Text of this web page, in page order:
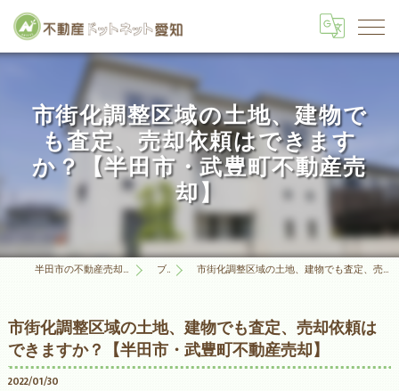
市街化調整区域の土地、建物で
も査定、売却依頼はできます
か？【半田市・武豊町不動産売
却】
半田市の不動産売却は不動産ドットネット愛知 ブログ 市街化調整区域の土地、建物でも査定、売却依頼はできますか？【半田市・武豊町不動産売却】
市街化調整区域の土地、建物でも査定、売却依頼は
できますか？【半田市・武豊町不動産売却】
2022/01/30